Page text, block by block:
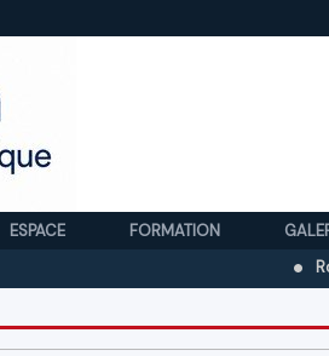
ESPACE FORMATION
Royal Air